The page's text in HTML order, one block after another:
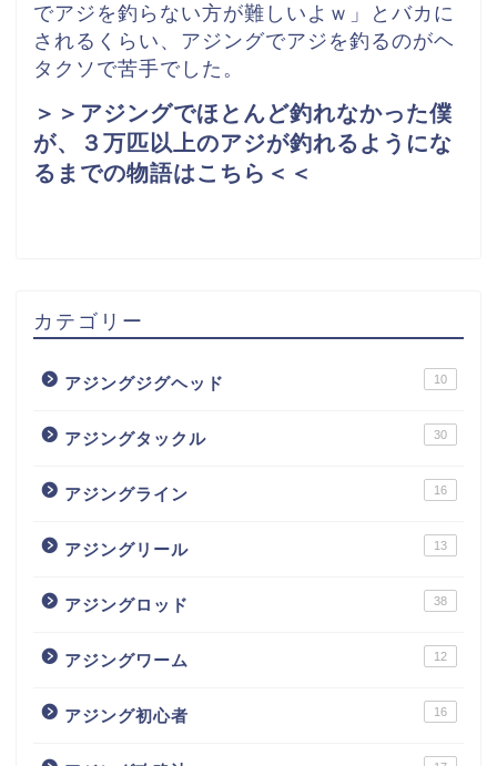
でアジを釣らない方が難しいよｗ」とバカに
されるくらい、アジングでアジを釣るのがヘ
タクソで苦手でした。
＞＞アジングでほとんど釣れなかった僕
が、３万匹以上のアジが釣れるようにな
るまでの物語はこちら＜＜
カテゴリー
アジングジグヘッド 10
アジングタックル 30
アジングライン 16
アジングリール 13
アジングロッド 38
アジングワーム 12
アジング初心者 16